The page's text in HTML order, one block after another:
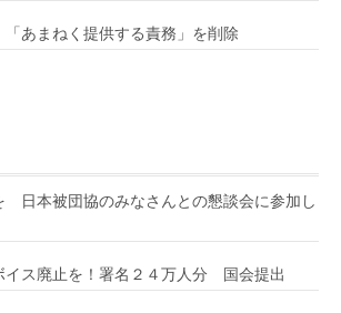
あまねく提供する責務」を削除
日本被団協のみなさんとの懇談会に参加し
イス廃止を！署名２４万人分 国会提出